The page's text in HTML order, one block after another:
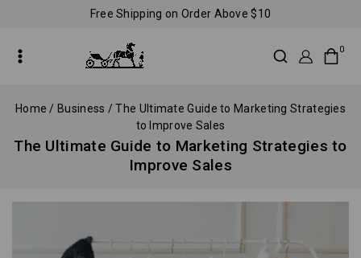
Free Shipping on Order Above $10
0
Home / Business / The Ultimate Guide to Marketing Strategies
to Improve Sales
The Ultimate Guide to Marketing Strategies to
Improve Sales